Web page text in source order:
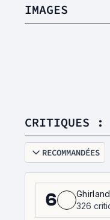
IMAGES
CRITIQUES :
RECOMMANDÉES
6
326